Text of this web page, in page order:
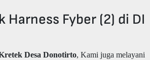
Fyber (2) di DI
Desa Donotirto, Kami juga melayani